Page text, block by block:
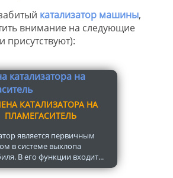
катализатор машины,
внимание на следующие
присутствуют):
КАТАЛИЗАТОРА НА
ПЛАМЕГАСИТЕЛЬ
является первичным
в системе выхлопа
В его функции входит...